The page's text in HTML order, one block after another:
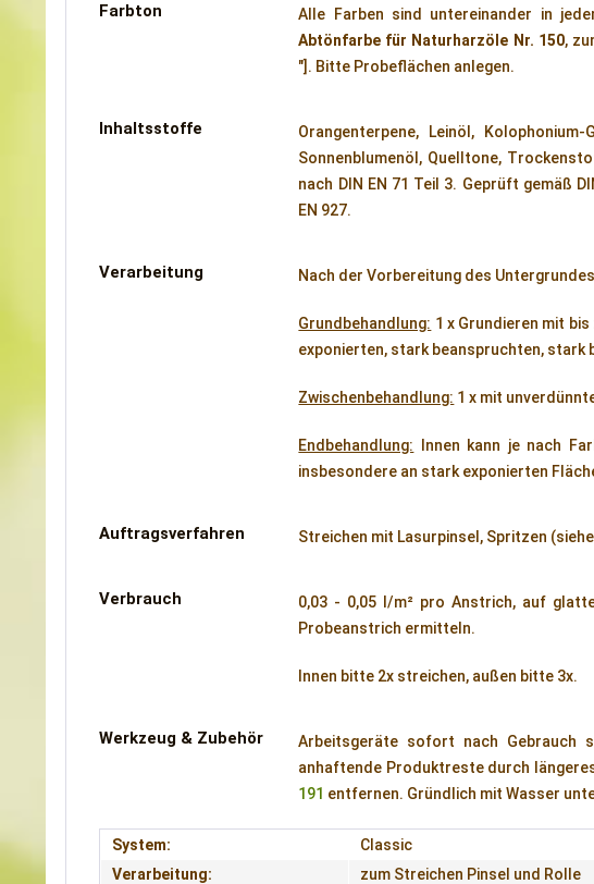
Farbton Alle Farben sind untereinander in
Abtönfarbe für Naturharzöle Nr. 150,
"]. Bitte Probeflächen anlegen.
Inhaltsstoffe
Orangenterpene, Leinöl,
Sonnenblumenöl, Quelltone,
nach DIN EN 71 Teil 3. Geprüft gemäß
EN 927.
Verarbeitung Nach der Vorbereitung des
Grundbehandlung: 1 x Grundieren mit bis
exponierten, stark beanspruchten,
Zwischenbehandlung: 1 x mit
Endbehandlung: Innen kann je nach
insbesondere an stark exponierten
Auftragsverfahren Streichen mit Lasurpinsel, Spritzen
Verbrauch
0,03 - 0,05 l/m² pro Anstrich, auf
Probeanstrich ermitteln.
Innen bitte 2x streichen, außen bitte 3x.
Werkzeug & Zubehör Arbeitsgeräte sofort nach Gebrauch
anhaftende Produktreste durch
191 entfernen. Gründlich mit Wasser
System:
Classic
Verarbeitung:
zum Streichen Pinsel und Rolle